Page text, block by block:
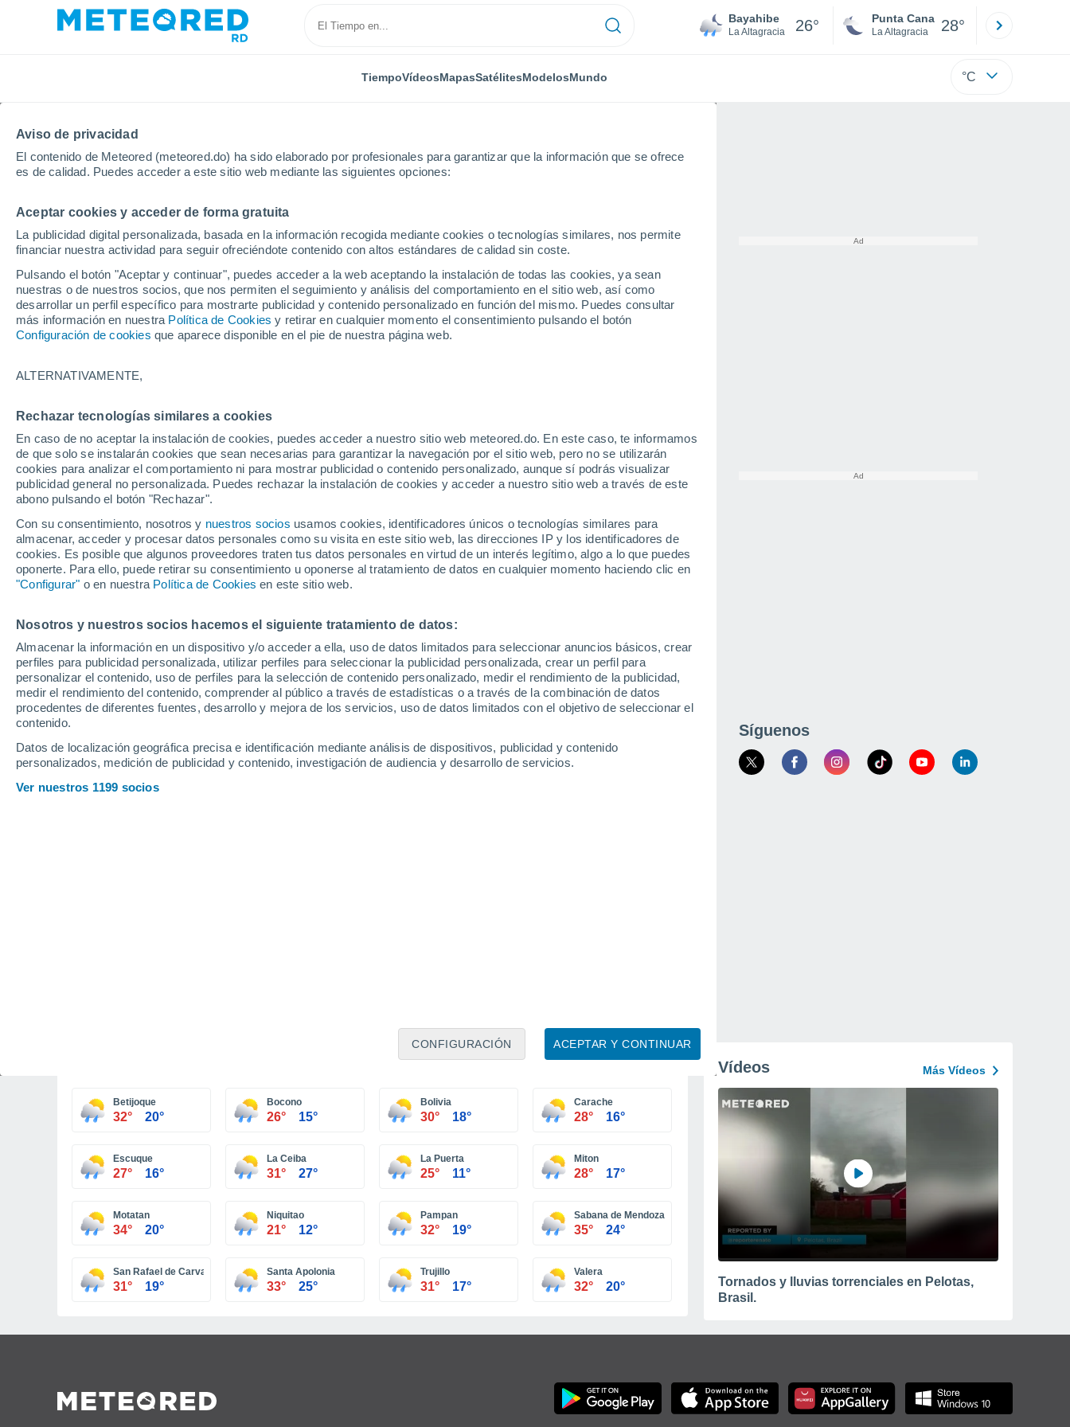
Aviso de privacidad
El contenido de Meteored (meteored.do) ha sido elaborado por profesionales para garantizar que la información que se ofrece
es de calidad. Puedes acceder a este sitio web mediante las siguientes opciones:
Aceptar cookies y acceder de forma gratuita
La publicidad digital personalizada, basada en la información recogida mediante cookies o tecnologías similares, nos permite
financiar nuestra actividad para seguir ofreciéndote contenido con altos estándares de calidad sin coste.
Pulsando el botón "Aceptar y continuar", puedes acceder a la web aceptando la instalación de todas las cookies, ya sean
nuestras o de nuestros socios, que nos permiten el seguimiento y análisis del comportamiento en el sitio web, así como
desarrollar un perfil específico para mostrarte publicidad y contenido personalizado en función del mismo. Puedes consultar
más información en nuestra Política de Cookies y retirar en cualquier momento el consentimiento pulsando el botón
Configuración de cookies que aparece disponible en el pie de nuestra página web.
ALTERNATIVAMENTE,
Rechazar tecnologías similares a cookies
En caso de no aceptar la instalación de cookies, puedes acceder a nuestro sitio web meteored.do. En este caso, te informamos
de que solo se instalarán cookies que sean necesarias para garantizar la navegación por el sitio web, pero no se utilizarán
cookies para analizar el comportamiento ni para mostrar publicidad o contenido personalizado, aunque sí podrás visualizar
publicidad general no personalizada. Puedes rechazar la instalación de cookies y acceder a nuestro sitio web a través de este
abono pulsando el botón "Rechazar".
Con su consentimiento, nosotros y nuestros socios usamos cookies, identificadores únicos o tecnologías similares para
almacenar, acceder y procesar datos personales como su visita en este sitio web, las direcciones IP y los identificadores de
cookies. Es posible que algunos proveedores traten tus datos personales en virtud de un interés legítimo, algo a lo que puedes
oponerte. Para ello, puede retirar su consentimiento u oponerse al tratamiento de datos en cualquier momento haciendo clic en
"Configurar" o en nuestra Política de Cookies en este sitio web.
Nosotros y nuestros socios hacemos el siguiente tratamiento de datos:
Almacenar la información en un dispositivo y/o acceder a ella, uso de datos limitados para seleccionar anuncios básicos, crear
perfiles para publicidad personalizada, utilizar perfiles para seleccionar la publicidad personalizada, crear un perfil para
personalizar el contenido, uso de perfiles para la selección de contenido personalizado, medir el rendimiento de la publicidad,
medir el rendimiento del contenido, comprender al público a través de estadísticas o a través de la combinación de datos
procedentes de diferentes fuentes, desarrollo y mejora de los servicios, uso de datos limitados con el objetivo de seleccionar el
contenido.
Datos de localización geográfica precisa e identificación mediante análisis de dispositivos, publicidad y contenido
personalizados, medición de publicidad y contenido, investigación de audiencia y desarrollo de servicios.
Ver nuestros 1199 socios
ACEPTAR Y CONTINUAR
CONFIGURACIÓN
Bayahibe
La Altagracia 26° Punta Cana
La Altagracia 28°
TiempoVídeosMapasSatélitesModelosMundo °C
Inicio Venezuela Estado de Trujillo
Tiempo en el Estado de Trujillo
Hoy, 8 agosto Todo el día Símbolo
Agua Viva Bolivia
31°
27°
La Ceiba
35°
11°
La Puerta
32°
20°
Valera
17°
Trujillo
Síguenos
Betijoque
32° 20°
Bocono
26° 15°
Bolivia
30° 18°
Carache
28° 16°
Escuque
27° 16°
La Ceiba
31° 27°
La Puerta
25° 11°
Miton
28° 17°
Motatan
34° 20°
Niquitao
21° 12°
Pampan
32° 19°
Sabana de Mendoza
35° 24°
San Rafael de Carvajal
31° 19°
Santa Apolonia
33° 25°
Trujillo
31° 17°
Valera
32° 20°
Vídeos Más Vídeos
Tornados y lluvias torrenciales en Pelotas,
Brasil.